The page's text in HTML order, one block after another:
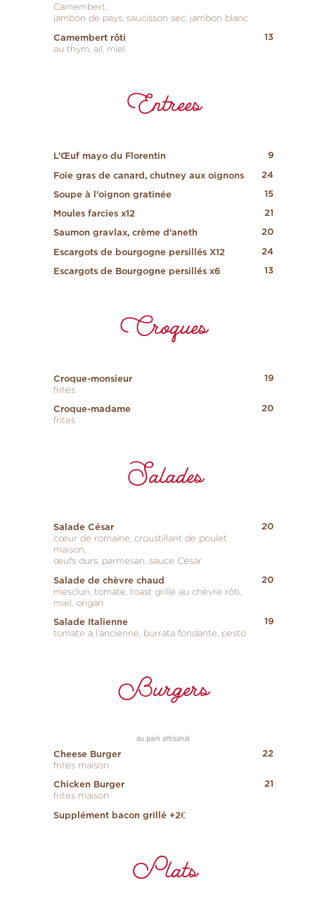
Camembert,
jambon de pays, saucisson sec, jambon blanc
13
Camembert rôti
au thym, ail, miel
Entrees
9
L’Œuf mayo du Florentin
24
Foie gras de canard, chutney aux oignons
15
Soupe à l’oignon gratinée
21
Moules farcies x12
20
Saumon gravlax, crème d'aneth
24
Escargots de bourgogne persillés X12
13
Escargots de Bourgogne persillés x6
Croques
19
Croque-monsieur
frites
20
Croque-madame
frites
Salades
20
Salade César
cœur de romaine, croustillant de poulet
maison,
œufs durs, parmesan, sauce César
20
Salade de chèvre chaud
mesclun, tomate, toast grillé au chèvre rôti,
miel, origan
19
Salade Italienne
tomate à l’ancienne, burrata fondante, pesto
Burgers
au pain artisanal
22
Cheese Burger
frites maison
21
Chicken Burger
frites maison
Supplément bacon grillé +2€
Plats